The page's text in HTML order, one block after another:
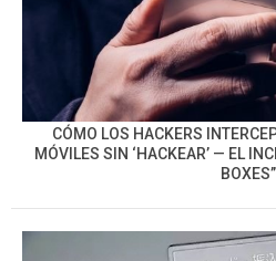
CÓMO LOS HACKERS
MÓVILES SIN ‘HACKEAR’ — EL
BOXES”